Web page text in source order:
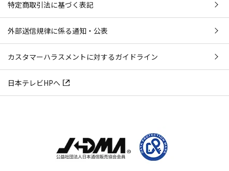
特定商取引法に基づく表記
外部送信規律に係る通知・公表
カスタマーハラスメントに対するガイドライン
日本テレビHPへ